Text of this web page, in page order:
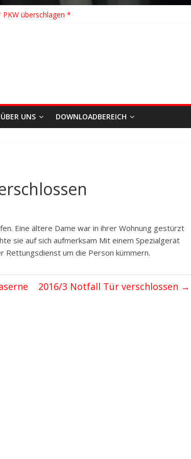
FEU WALD * Feuer/Rauchentwicklung * Föhrden-Barl *
überschlagen *
1 Person klemmt * Hingstheide
des Jahres 2026
ÜBER UNS DOWNLOADBEREICH
Eine ältere Dame war in ihrer Wohnung gestürzt
sie auf sich aufmerksam Mit einem Spezialgerät
Rettungsdienst um die Person kümmern.
2016/3 Notfall Tür verschlossen →